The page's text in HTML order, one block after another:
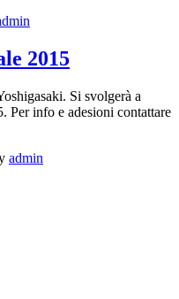
2015
Si svolgerà a
Per info e adesioni contattare
admin